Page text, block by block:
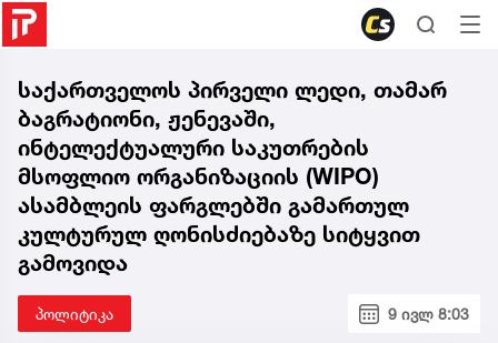
საქართველოს პირველი ლედი, თამარ
ბაგრატიონი, ჟენევაში,
ინტელექტუალური საკუთრების
მსოფლიო ორგანიზაციის (WIPO)
ასამბლეის ფარგლებში გამართულ
კულტურულ ღონისძიებაზე სიტყვით
გამოვიდა
პოლიტიკა 9 ივლ 8:03